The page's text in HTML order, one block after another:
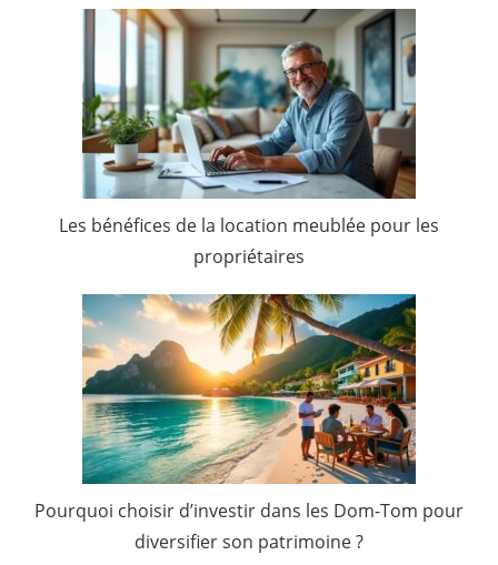
Les bénéfices de la location meublée pour les
propriétaires
Pourquoi choisir d’investir dans les Dom-Tom pour
diversifier son patrimoine ?